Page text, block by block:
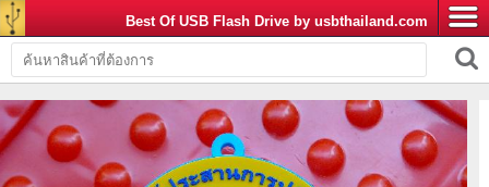
Best Of USB Flash Drive by usbthailand.com